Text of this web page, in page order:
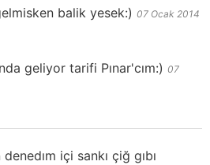
balik yesek:) 07 Ocak 2014
geliyor tarifi Pınar'cım:) 07
içi sankı çiğ gıbı